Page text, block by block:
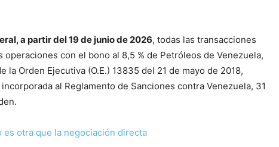
a partir del 19 de junio de 2026, todas las transacciones
con el bono al 8,5 % de Petróleos de Venezuela,
Orden Ejecutiva (O.E.) 13835 del 21 de mayo de 2018,
al Reglamento de Sanciones contra Venezuela, 31
es otra que la negociación directa